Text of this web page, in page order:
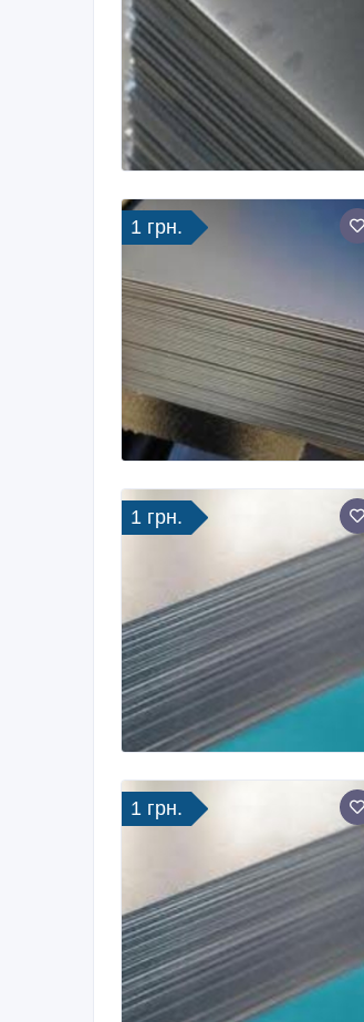
1 грн.
1 грн.
1 грн.